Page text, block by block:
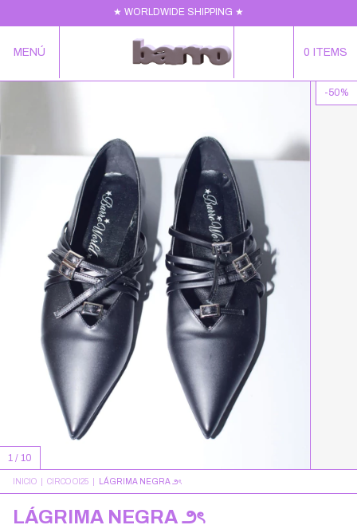
★ WORLDWIDE SHIPPING ★
MENÚ 0 ITEMS
-50%
1 / 10
INICIO CIRCO OI25 LÁGRIMA NEGRA ౨ৎ
LÁGRIMA NEGRA ౨ৎ